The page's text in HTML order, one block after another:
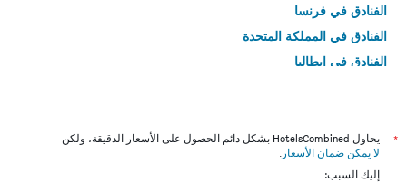
الفنادق في فرنسا
الفنادق في المملكة المتحدة
الفنادق في إيطاليا
*
يحاول HotelsCombined بشكل دائم الحصول على الأسعار الدقيقة، ولكن
لا يمكن ضمان الأسعار .
إليك السبب: